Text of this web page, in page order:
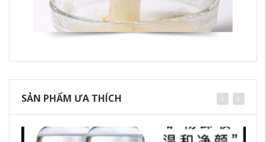
SẢN PHẨM ƯA THÍCH